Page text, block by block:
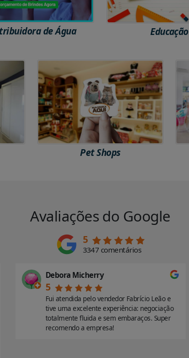
de Água Educação
Pet Shops
Avaliações do Google
5
3347 comentários
Debora Micherry
5
Fui atendida pelo vendedor Fabrício Leão e
tive uma excelente experiência: negociação
totalmente fluida e sem embaraços. Super
recomendo a empresa!